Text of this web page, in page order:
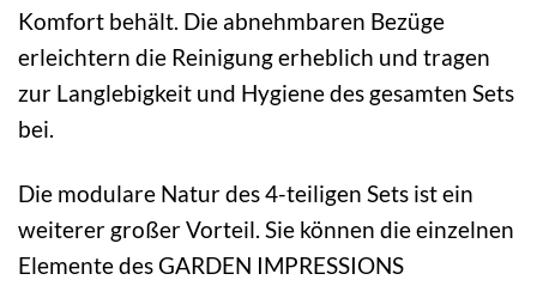
Komfort behält. Die abnehmbaren Bezüge
erleichtern die Reinigung erheblich und tragen
zur Langlebigkeit und Hygiene des gesamten Sets
bei.
Die modulare Natur des 4-teiligen Sets ist ein
weiterer großer Vorteil. Sie können die einzelnen
Elemente des GARDEN IMPRESSIONS